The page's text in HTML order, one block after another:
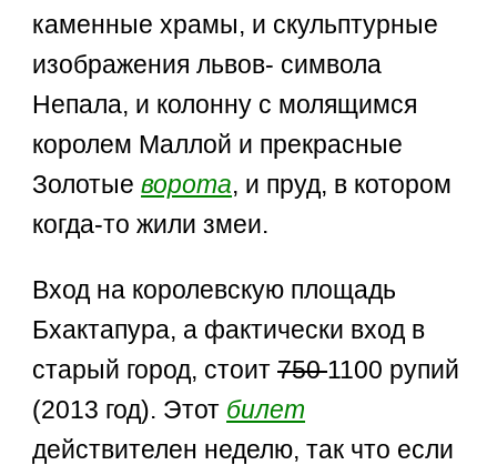
каменные храмы, и скульптурные
изображения львов- символа
Непала, и колонну с молящимся
королем Маллой и прекрасные
Золотыеворота, и пруд, в котором
когда-то жили змеи.
Вход на королевскую площадь
Бхактапура, а фактически вход в
старый город, стоит7501100 рупий
(2013 год). Этот билет
действителен неделю, так что если